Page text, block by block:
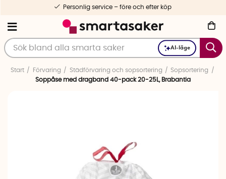
AI-läge
Personlig service – före och efter köp
Start Förvaring Städförvaring och sopsortering
Sopsortering
Soppåse med dragband 40-pack 20-25L, Brabantia